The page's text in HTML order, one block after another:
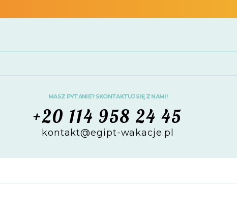
MASZ PYTANIE? SKONTAKTUJ SIĘ Z NAMI!
+20 114 958 24 45
kontakt@egipt-wakacje.pl